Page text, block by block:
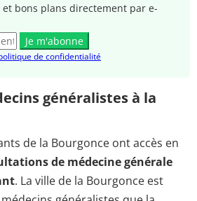
et bons plans directement par e-
Je m'abonne
de confidentialité
généralistes à la
de la Bourgonce ont accès en
de médecine générale
. La ville de la Bourgonce est